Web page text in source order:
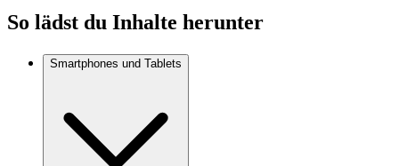
So lädst du Inhalte herunter
Smartphones und Tablets